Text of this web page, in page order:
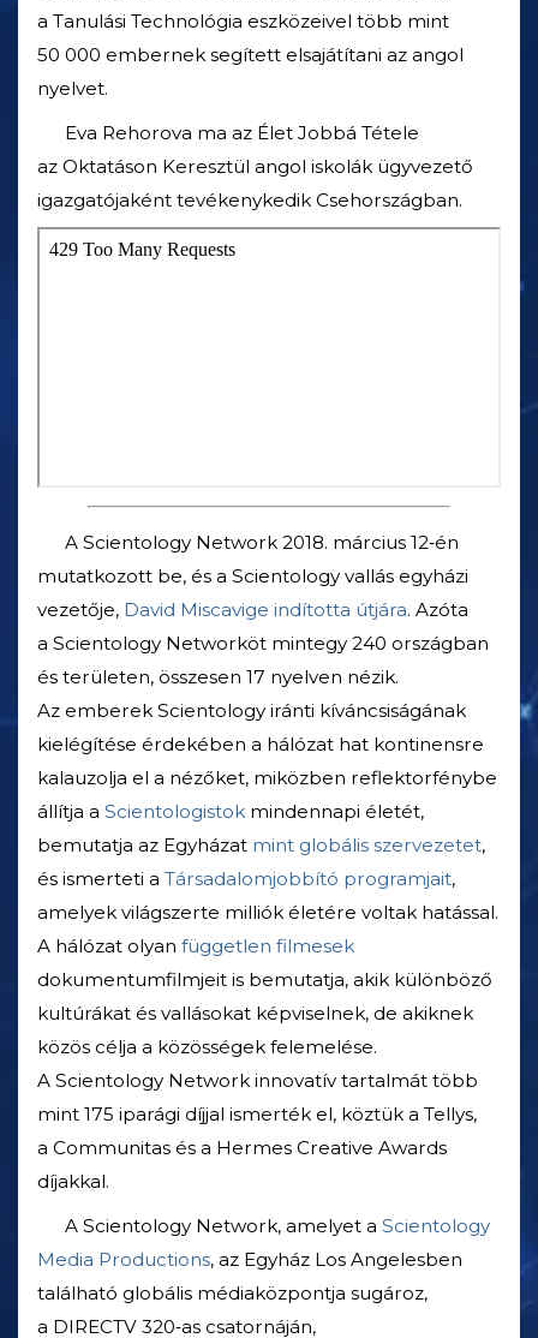
a Tanulási Technológia eszközeivel több mint
50 000 embernek segített elsajátítani az angol
nyelvet.
Eva Rehorova ma az Élet Jobbá Tétele
az Oktatáson Keresztül angol iskolák ügyvezető
igazgatójaként tevékenykedik Csehországban.
A Scientology Network 2018. március 12‑én
mutatkozott be, és a Scientology vallás egyházi
vezetője, David Miscavige indította útjára. Azóta
a Scientology Networköt mintegy 240 országban
és területen, összesen 17 nyelven nézik.
Az emberek Scientology iránti kíváncsiságának
kielégítése érdekében a hálózat hat kontinensre
kalauzolja el a nézőket, miközben reflektorfénybe
állítja a Scientologistok mindennapi életét,
bemutatja az Egyházat mint globális szervezetet,
és ismerteti a Társadalomjobbító programjait,
amelyek világszerte milliók életére voltak hatással.
A hálózat olyan független filmesek
dokumentumfilmjeit is bemutatja, akik különböző
kultúrákat és vallásokat képviselnek, de akiknek
közös célja a közösségek felemelése.
A Scientology Network innovatív tartalmát több
mint 175 iparági díjjal ismerték el, köztük a Tellys,
a Communitas és a Hermes Creative Awards
díjakkal.
A Scientology Network, amelyet a Scientology
Media Productions, az Egyház Los Angelesben
található globális médiaközpontja sugároz,
a DIRECTV 320‑as csatornáján,